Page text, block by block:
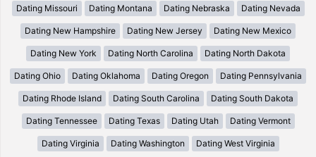
Dating Missouri Dating Montana Dating Nebraska Dating Nevada
Dating New Hampshire Dating New Jersey Dating New Mexico
Dating New York Dating North Carolina Dating North Dakota
Dating Ohio Dating Oklahoma Dating Oregon Dating Pennsylvania
Dating Rhode Island Dating South Carolina Dating South Dakota
Dating Tennessee Dating Texas Dating Utah Dating Vermont
Dating Virginia Dating Washington Dating West Virginia